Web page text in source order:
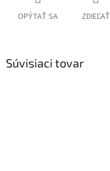
OPÝTAŤ SA ZDIEĽAŤ
Súvisiaci tovar